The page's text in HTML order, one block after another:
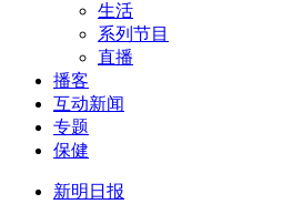
生活
系列节目
直播
播客
互动新闻
专题
保健
新明日报